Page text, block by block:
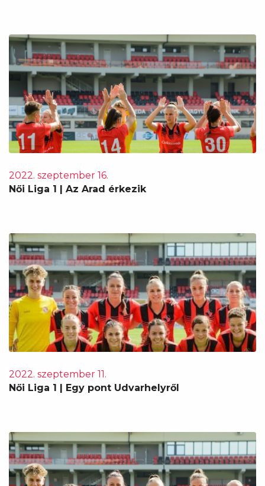
2022. szeptember 16.
Női Liga 1 | Az Arad érkezik
2022. szeptember 11.
Női Liga 1 | Egy pont Udvarhelyről